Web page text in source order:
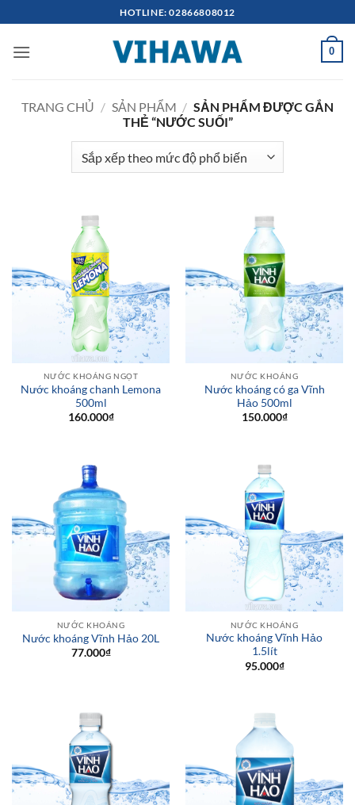
qua
nội
HOTLINE: 02866808012
0
TRANG CHỦ / SẢN PHẨM / SẢN PHẨM ĐƯỢC GẮN
THẺ “NƯỚC SUỐI”
NƯỚC KHOÁNG NGỌT
Nước khoáng chanh Lemona
500ml
160.000₫
NƯỚC KHOÁNG
Nước khoáng có ga Vĩnh
Hảo 500ml
150.000₫
NƯỚC KHOÁNG
Nước khoáng Vĩnh Hảo 20L
77.000₫
NƯỚC KHOÁNG
Nước khoáng Vĩnh Hảo
1.5lít
95.000₫